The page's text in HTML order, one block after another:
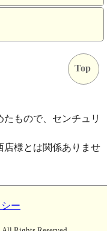
Top
もので、センチュリ
店様とは関係ありませ
ー